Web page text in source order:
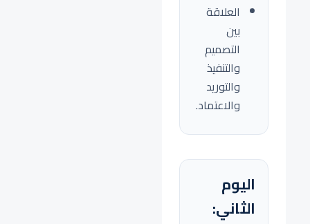
العلاقة
بين
التصميم
والتنفيذ
والتوريد
والاعتماد.
اليوم
الثاني: